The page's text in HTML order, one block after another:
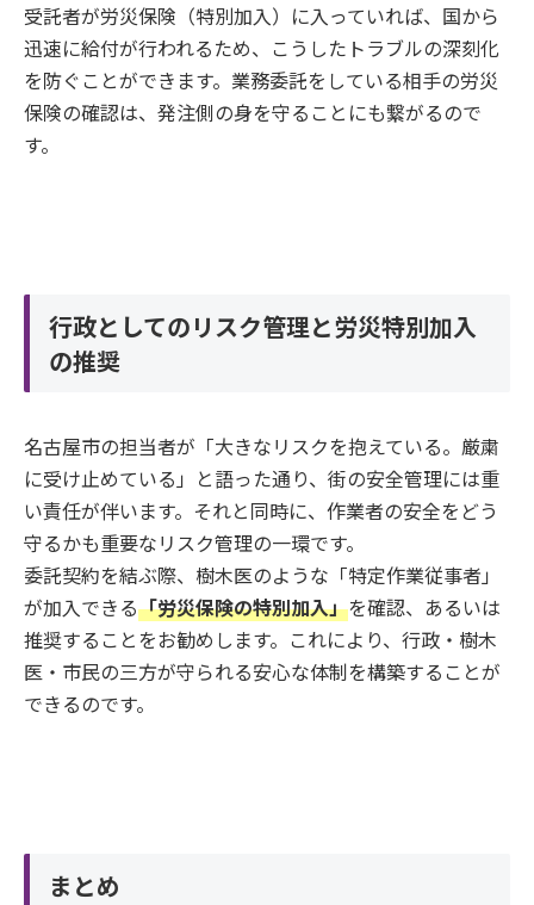
受託者が労災保険（特別加入）に入っていれば、国から
迅速に給付が行われるため、こうしたトラブルの深刻化
を防ぐことができます。業務委託をしている相手の労災
保険の確認は、発注側の身を守ることにも繋がるので
す。
行政としてのリスク管理と労災特別加入
の推奨
名古屋市の担当者が「大きなリスクを抱えている。厳粛
に受け止めている」と語った通り、街の安全管理には重
い責任が伴います。それと同時に、作業者の安全をどう
守るかも重要なリスク管理の一環です。
委託契約を結ぶ際、樹木医のような「特定作業従事者」
が加入できる「労災保険の特別加入」を確認、あるいは
推奨することをお勧めします。これにより、行政・樹木
医・市民の三方が守られる安心な体制を構築することが
できるのです。
まとめ